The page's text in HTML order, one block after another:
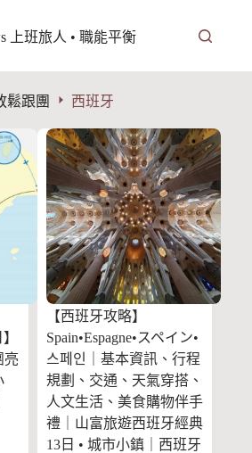
上班旅人 • 職能平衡
鬆跟團 西班牙
亮
【西班牙攻略】
Spain•Espagne•スペイン•
스페인｜基本資訊、行程
規劃、交通、天氣穿搭、
人文生活、美食購物伴手
禮｜山富旅遊西班牙經典
13日 • 城市小鎮｜西班牙